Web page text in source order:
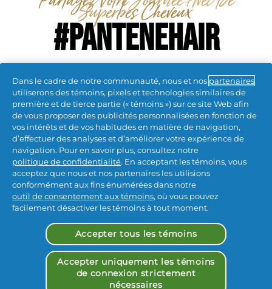
#PANTENEHAIR
#PANTENEHAIR
Rappel volontaire
restons connectés
Nous Joindre | Notification de Confidentialite
CA Privacy | Conditions d’utilisation |
Mes données | Déclaration d'accessibilité
Me désinscrire de la publicité ciblée
Dans le cadre de notre communauté, nous et nos partenaires
utiliserons des témoins, pixels et technologies similaires de
première et de tierce partie (« témoins ») sur ce site Web afin
de vous proposer des publicités personnalisées en fonction de
vos intérêts et de vos habitudes en matière de navigation,
d’effectuer des analyses et d’améliorer votre expérience de
navigation. Pour en savoir plus, consultez notre
politique de confidentialité. En acceptant les témoins, vous
acceptez que nous et nos partenaires les utilisions
conformément aux fins énumérées dans notre
outil de consentement aux témoins, où vous pouvez
facilement désactiver les témoins à tout moment.
Accepter tous les témoins
Accepter uniquement les témoins
de connexion strictement
nécessaires